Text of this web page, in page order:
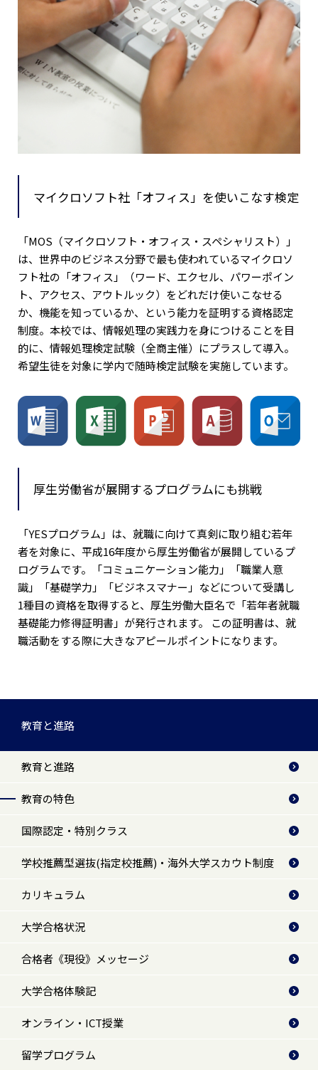
マイクロソフト社「オフィス」を使いこなす検定
「MOS（マイクロソフト・オフィス・スペシャリスト）」
は、世界中のビジネス分野で最も使われているマイクロソ
フト社の「オフィス」（ワード、エクセル、パワーポイン
ト、アクセス、アウトルック）をどれだけ使いこなせる
か、機能を知っているか、という能力を証明する資格認定
制度。本校では、情報処理の実践力を身につけることを目
的に、情報処理検定試験（全商主催）にプラスして導入。
希望生徒を対象に学内で随時検定試験を実施しています。
厚生労働省が展開するプログラムにも挑戦
「YESプログラム」は、就職に向けて真剣に取り組む若年
者を対象に、平成16年度から厚生労働省が展開しているプ
ログラムです。「コミュニケーション能力」「職業人意
識」「基礎学力」「ビジネスマナー」などについて受講し
1種目の資格を取得すると、厚生労働大臣名で「若年者就職
基礎能力修得証明書」が発行されます。 この証明書は、就
職活動をする際に大きなアピールポイントになります。
教育と進路
教育と進路
教育の特色
国際認定・特別クラス
学校推薦型選抜(指定校推薦)・海外大学スカウト制度
カリキュラム
大学合格状況
合格者《現役》メッセージ
大学合格体験記
オンライン・ICT授業
留学プログラム